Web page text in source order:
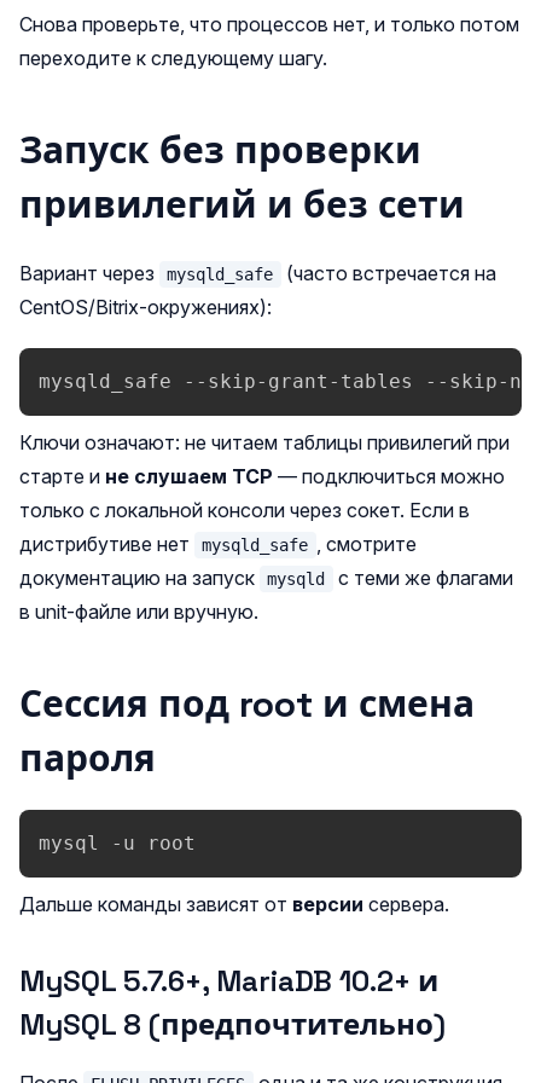
Снова проверьте, что процессов нет, и только потом
переходите к следующему шагу.
Запуск без проверки
привилегий и без сети
Вариант через mysqld_safe
(часто встречается на
CentOS/Bitrix‑окружениях):
mysqld_safe --skip-grant-tables --skip-
Ключи означают: не читаем таблицы привилегий при
старте и не слушаем TCP — подключиться можно
только с локальной консоли через сокет. Если в
дистрибутиве нет
mysqld_safe , смотрите
документацию на запуск
mysqld
с теми же флагами
в unit‑файле или вручную.
Сессия под root и смена
пароля
mysql -u root
Дальше команды зависят от версии сервера.
MySQL 5.7.6+, MariaDB 10.2+ и
MySQL 8 (предпочтительно)